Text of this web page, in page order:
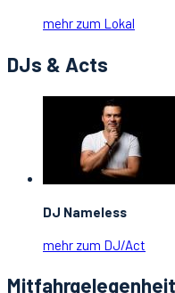
mehr zum Lokal
DJs & Acts
DJ Nameless
mehr zum DJ/Act
Mitfahrgelegenheit